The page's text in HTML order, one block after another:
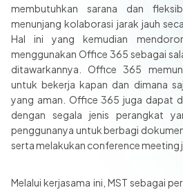
membutuhkan sarana dan
menunjang kolaborasi jarak jauh
Hal ini yang kemudian
menggunakan Office 365 sebagai
ditawarkannya. Office 365
untuk bekerja kapan dan dimana
yang aman. Office 365 juga dapat
dengan segala jenis perangkat
penggunanya untuk berbagi
serta melakukan conference meeting
Melalui kerjasama ini, MST sebagai